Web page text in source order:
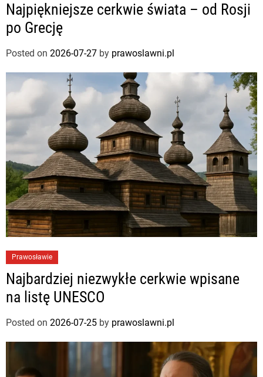
Najpiękniejsze cerkwie świata – od Rosji
po Grecję
Posted on 2026-07-27 by prawoslawni.pl
Prawosławie
Najbardziej niezwykłe cerkwie wpisane
na listę UNESCO
Posted on 2026-07-25 by prawoslawni.pl